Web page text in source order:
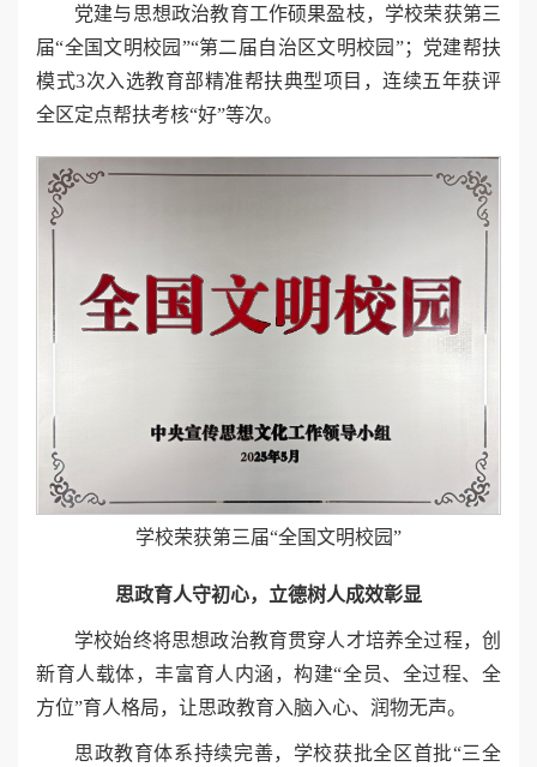
党建与思想政治教育工作硕果盈枝，学校荣获第三
届“全国文明校园”“第二届自治区文明校园”；党建帮扶
模式3次入选教育部精准帮扶典型项目，连续五年获评
全区定点帮扶考核“好”等次。
学校荣获第三届“全国文明校园”
思政育人守初心，立德树人成效彰显
学校始终将思想政治教育贯穿人才培养全过程，创
新育人载体，丰富育人内涵，构建“全员、全过程、全
方位”育人格局，让思政教育入脑入心、润物无声。
思政教育体系持续完善，学校获批全区首批“三全